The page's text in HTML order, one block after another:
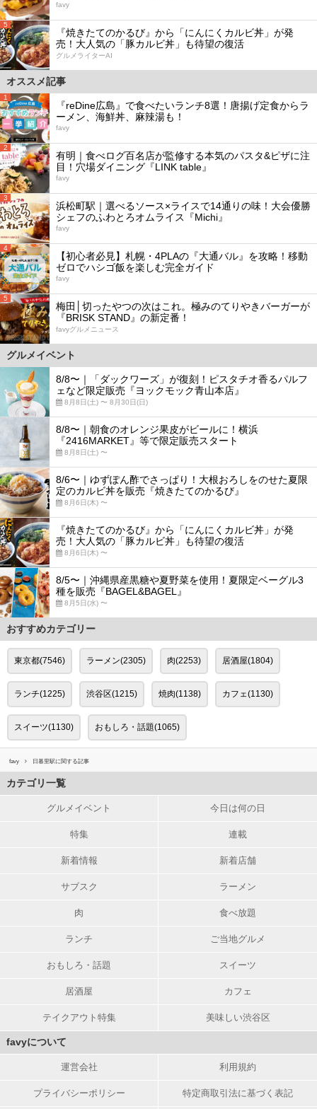
favy
5
『焼きたてのかるび』から「にんにくカルビ丼」が発
売！大人気の「豚カルビ丼」も待望の復活
グルメライターAI
オススメ記事
1
『reDine広島』で食べたいランチ8選！唐揚げ定食からラ
ーメン、海鮮丼、麻辣湯も！
favy
2
有明｜食べログ百名店が監修する本気のパスタ&ピザに注
目！穴場ダイニング『LINK table』
favy
3
浜松町駅｜選べるソース×ライスで14通りの味！大会優勝
シェフのふわとろオムライス『Michi』
favy
4
【初心者必見】札幌・4PLAの『大通バル』を攻略！移動
ゼロでハシゴ飯を楽しむ完全ガイド
favy
5
梅田│切ったやつの次はこれ。極みのてりやきバーガーが
『BRISK STAND』の新定番！
favyグルメニュース
グルメイベント
8/8〜｜「ダックワーズ」が復刻！ピスタチオ香るパルフ
ェなど限定販売『ヨックモック青山本店』
8月8日(土) 〜 8月30日(日)
8/8〜｜朝食のオレンジ果皮がビールに！横浜
『2416MARKET』等で限定販売スタート
8月8日(土) 〜
8/6〜｜ゆずぽん酢でさっぱり！大根おろしをのせた夏限
定のカルビ丼を販売『焼きたてのかるび』
8月6日(木) 〜
『焼きたてのかるび』から「にんにくカルビ丼」が発
売！大人気の「豚カルビ丼」も待望の復活
8月6日(木) 〜
8/5〜｜沖縄県産黒糖や夏野菜を使用！夏限定ベーグル3
種を販売『BAGEL&BAGEL』
8月5日(水) 〜
おすすめカテゴリー
東京都(7546) ラーメン(2305) 肉(2253) 居酒屋(1804)
ランチ(1225) 渋谷区(1215) 焼肉(1138) カフェ(1130)
スイーツ(1130) おもしろ・話題(1065)
favy 日暮里駅に関する記事
カテゴリ一覧
グルメイベント 今日は何の日
特集 連載
新着情報 新着店舗
サブスク ラーメン
肉 食べ放題
ランチ ご当地グルメ
おもしろ・話題 スイーツ
居酒屋 カフェ
テイクアウト特集 美味しい渋谷区
favyについて
運営会社 利用規約
プライバシーポリシー 特定商取引法に基づく表記